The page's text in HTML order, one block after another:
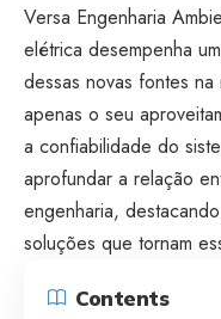
Versa Engenharia
elétrica desempenha
dessas novas fontes
apenas o seu
a confiabilidade do
aprofundar a relação
engenharia,
soluções que tornam
Contents